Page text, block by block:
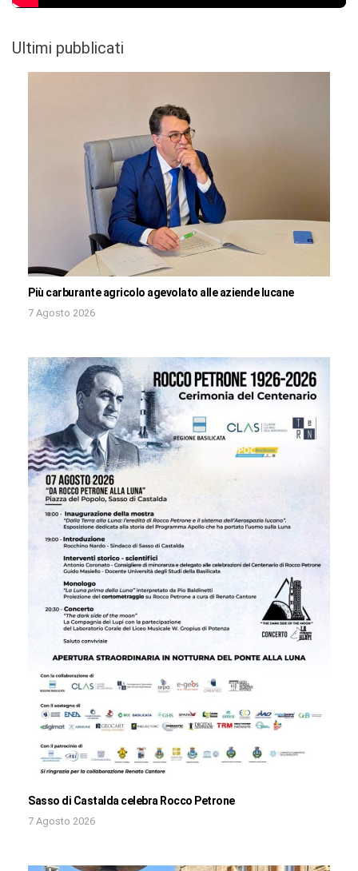
Ultimi pubblicati
Più carburante agricolo agevolato alle aziende lucane
7 Agosto 2026
Sasso di Castalda celebra Rocco Petrone
7 Agosto 2026